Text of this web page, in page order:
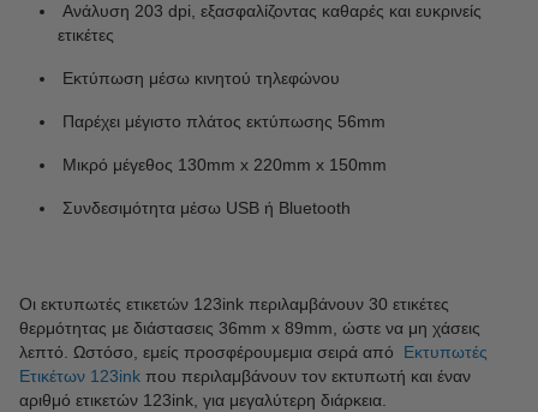
Ανάλυση 203 dpi, εξασφαλίζοντας καθαρές και ευκρινείς
ετικέτες
Εκτύπωση μέσω κινητού τηλεφώνου
Παρέχει μέγιστο πλάτος εκτύπωσης 56mm
Μικρό μέγεθος 130mm x 220mm x 150mm
Συνδεσιμότητα μέσω USB ή Bluetooth
Οι εκτυπωτές ετικετών 123ink περιλαμβάνουν 30 ετικέτες
θερμότητας με διάστασεις 36mm x 89mm, ώστε να μη χάσεις
λεπτό. Ωστόσο, εμείς προσφέρουμεμια σειρά από Εκτυπωτές
Ετικέτων 123ink που περιλαμβάνουν τον εκτυπωτή και έναν
αριθμό ετικετών 123ink, για μεγαλύτερη διάρκεια.